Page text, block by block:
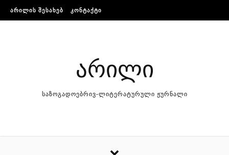
Skip to content
ᲐᲠᲘᲚᲘᲡ ᲨᲔᲡᲐᲮᲔᲑ ᲙᲝᲜᲢᲐᲥᲢᲘ
არილი
საზოგადოებრივ-ლიტერატურული ჟურნალი